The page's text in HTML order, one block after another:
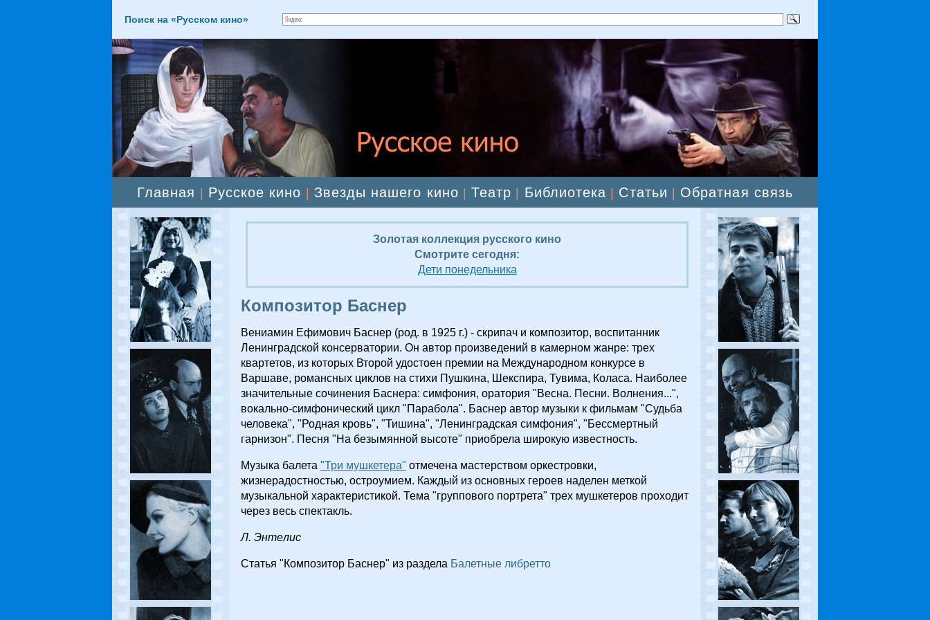
Поиск на «Русском кино»
Главная Русское кино Звезды нашего кино |Театр Библиотека Статьи Обратная связь
Золотая коллекция русского кино
Смотрите сегодня:
Дети понедельника
Композитор Баснер
Вениамин Ефимович Баснер (род. в 1925 г.) - скрипач и композитор, воспитанник
Ленинградской консерватории. Он автор произведений в камерном жанре: трех
квартетов, из которых Второй удостоен премии на Международном конкурсе в
Варшаве, романсных циклов на стихи Пушкина, Шекспира, Тувима, Коласа. Наиболее
значительные сочинения Баснера: симфония, оратория "Весна. Песни. Волнения...",
вокально-симфонический цикл "Парабола". Баснер автор музыки к фильмам "Судьба
человека", "Родная кровь", "Тишина", "Ленинградская симфония", "Бессмертный
гарнизон". Песня "На безымянной высоте" приобрела широкую известность.
Музыка балета "Три мушкетера" отмечена мастерством оркестровки,
жизнерадостностью, остроумием. Каждый из основных героев наделен меткой
музыкальной характеристикой. Тема "группового портрета" трех мушкетеров проходит
через весь спектакль.
Л. Энтeлиc
Статья "Композитор Баснер" из раздела Балетные либретто